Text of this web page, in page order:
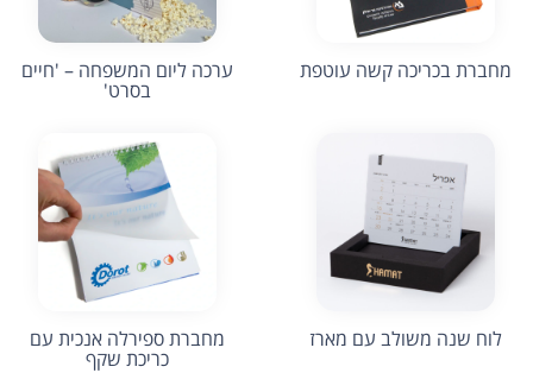
מחברת בכריכה קשה עוטפת ערכה ליום המשפחה – 'חיים
בסרט'
לוח שנה משולב עם מארז מחברת ספירלה אנכית עם
כריכת שקף